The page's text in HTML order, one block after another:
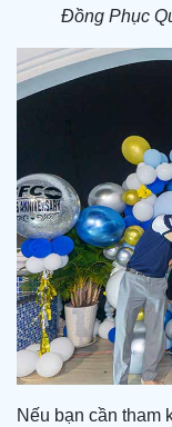
Đồng Phục
Nếu bạn cần tham